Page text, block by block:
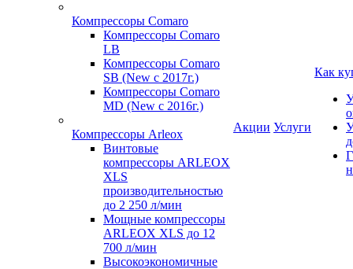
Компрессоры Comaro
Компрессоры Comaro
LB
Компрессоры Comaro
SB (New с 2017г.)
Компрессоры Comaro
MD (New с 2016г.)
Компрессоры Arleox
Винтовые
компрессоры ARLEOX
XLS
производительностью
до 2 250 л/мин
Мощные компрессоры
ARLEOX XLS до 12
700 л/мин
Высокоэкономичные
Акции Услуги
Как